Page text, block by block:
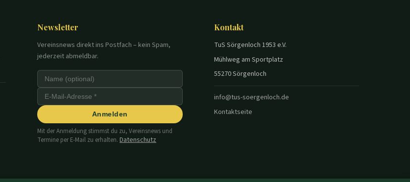
Newsletter
Vereinsnews direkt ins Postfach – kein Spam,
jederzeit abmeldbar.
Anmelden
Mit der Anmeldung stimmst du zu, Vereinsnews und
Termine per E-Mail zu erhalten.Datenschutz
Kontakt
TuS Sörgenloch 1953 e.V.
Mühlweg am Sportplatz
55270 Sörgenloch
info@tus-soergenloch.de
Kontaktseite